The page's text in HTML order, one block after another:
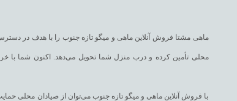
ماهی مشتا فروش آنلاین ماهی و میگو تازه جنوب را با هدف در دسترس
محلی تأمین کرده و درب منزل شما تحویل می‌دهد. اکنون شما با
با فروش آنلاین ماهی و میگو تازه جنوب می‌توان از صیادان محلی